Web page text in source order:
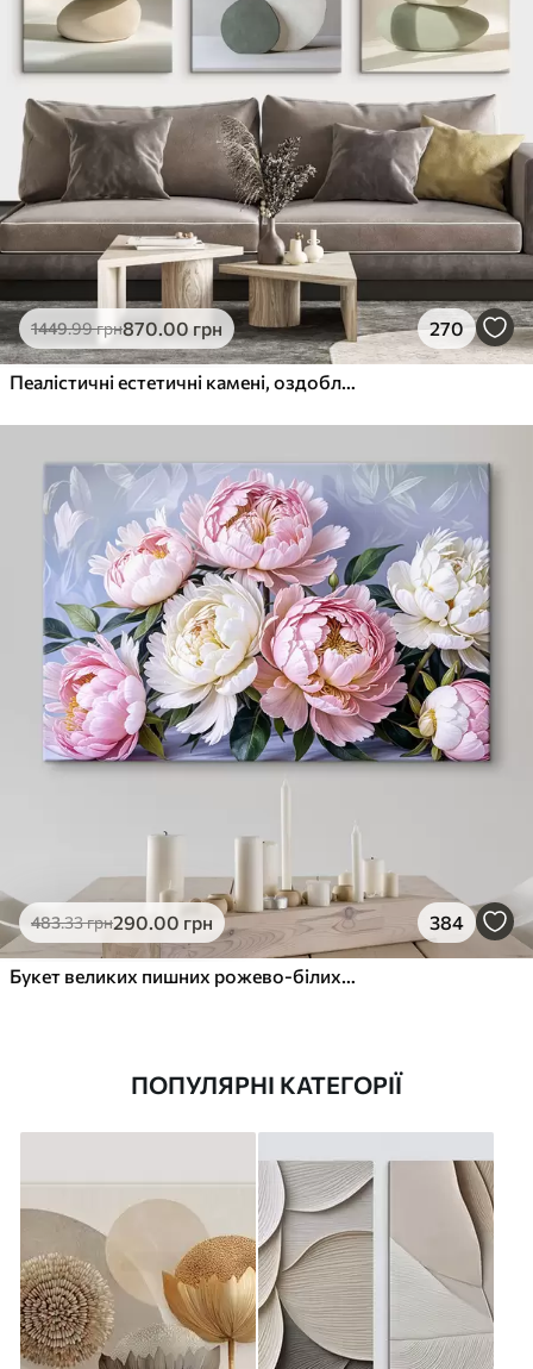
1449.99грн870.00 грн 270
Пеалістичні естетичні камені, оздоблення будинку, природне освітлення
483.33грн290.00 грн 384
Букет великих пишних рожево-білих квітів півонії із зеленим листям на м’якому розмитому фоні
ПОПУЛЯРНІ КАТЕГОРІЇ